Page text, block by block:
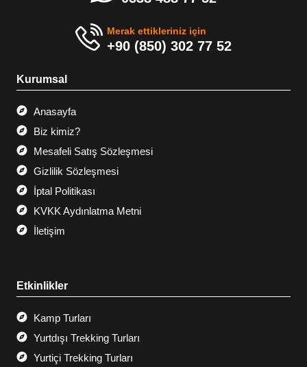
Merak ettikleriniz için
+90 (850) 302 77 52
Kurumsal
Anasayfa
Biz kimiz?
Mesafeli Satış Sözleşmesi
Gizlilik Sözleşmesi
İptal Politikası
KVKK Aydınlatma Metni
İletişim
Etkinlikler
Kamp Turları
Yurtdışı Trekking Turları
Yurtiçi Trekking Turları